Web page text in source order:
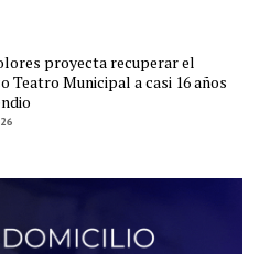
proyecta recuperar el
Teatro Municipal a casi 16 años